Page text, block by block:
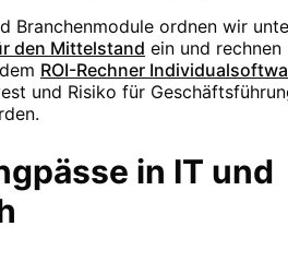
Branchenmodule ordnen wir
den Mittelstand ein und rechnen
ROI-Rechner
und Risiko für
in IT und